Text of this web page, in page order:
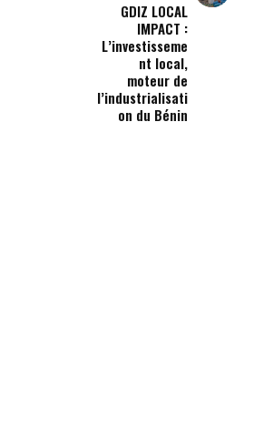
GDIZ LOCAL
IMPACT :
L’investisseme
nt local,
moteur de
l’industrialisati
on du Bénin